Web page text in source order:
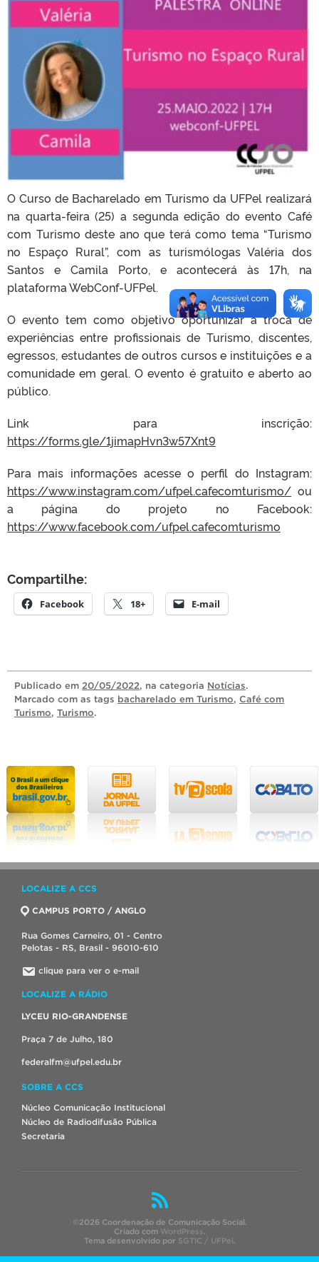
O Curso de Bacharelado em Turismo da UFPel realizará
na quarta-feira (25) a segunda edição do evento Café
com Turismo deste ano que terá como tema “Turismo
no Espaço Rural”, com as turismólogas Valéria dos
Santos e Camila Porto, e acontecerá às 17h, na
plataforma WebConf-UFPel.
O evento tem como objetivo oportunizar a troca de
experiências entre profissionais de Turismo, discentes,
egressos, estudantes de outros cursos e instituições e a
comunidade em geral. O evento é gratuito e aberto ao
público.
Link para inscrição:
https://forms.gle/1jimapHvn3w57Xnt9
Para mais informações acesse o perfil do Instagram:
https://www.instagram.com/ufpel.cafecomturismo/ ou
a página do projeto no Facebook:
https://www.facebook.com/ufpel.cafecomturismo
Compartilhe:
Facebook 18+ E-mail
Publicado em 20/05/2022, na categoria Notícias.
Marcado com as tags bacharelado em Turismo, Café com
Turismo, Turismo.
LOCALIZE A CCS
CAMPUS PORTO / ANGLO
Rua Gomes Carneiro, 01 - Centro
Pelotas - RS, Brasil - 96010-610
clique para ver o e-mail
LOCALIZE A RÁDIO
LYCEU RIO-GRANDENSE
Praça 7 de Julho, 180
federalfm@ufpel.edu.br
SOBRE A CCS
Núcleo Comunicação Institucional
Núcleo de Radiodifusão Pública
Secretaria
©2026 Coordenação de Comunicação Social.
Criado com WordPress.
Tema desenvolvido por SGTIC / UFPel .